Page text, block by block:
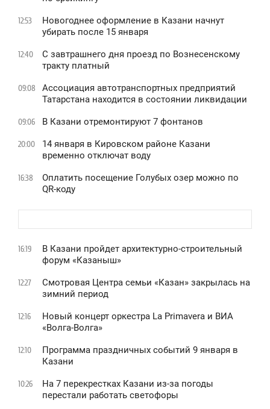
12:53
Новогоднее оформление в Казани начнут
убирать после 15 января
12:40
С завтрашнего дня проезд по Вознесенскому
тракту платный
09:08
Ассоциация автотранспортных предприятий
Татарстана находится в состоянии ликвидации
09:06 В Казани отремонтируют 7 фонтанов
20:00
14 января в Кировском районе Казани
временно отключат воду
16:38
Оплатить посещение Голубых озер можно по
QR-коду
16:19
В Казани пройдет архитектурно-строительный
форум «Казаныш»
12:27
Смотровая Центра семьи «Казан» закрылась на
зимний период
12:16
Новый концерт оркестра La Primavera и ВИА
«Волга-Волга»
12:10
Программа праздничных событий 9 января в
Казани
10:26
На 7 перекрестках Казани из-за погоды
перестали работать светофоры